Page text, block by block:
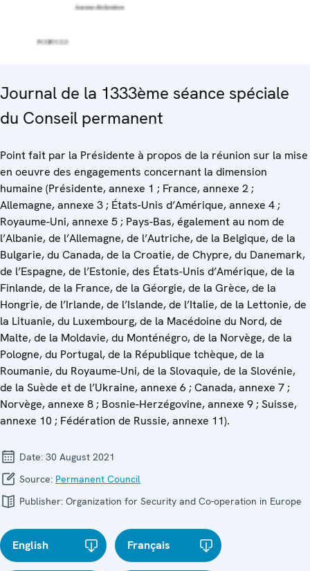
Journal de la 1333ème séance spéciale
du Conseil permanent
Point fait par la Présidente à propos de la réunion sur la mise
en oeuvre des engagements concernant la dimension
humaine (Présidente, annexe 1 ; France, annexe 2 ;
Allemagne, annexe 3 ; États-Unis d’Amérique, annexe 4 ;
Royaume-Uni, annexe 5 ; Pays-Bas, également au nom de
l’Albanie, de l’Allemagne, de l’Autriche, de la Belgique, de la
Bulgarie, du Canada, de la Croatie, de Chypre, du Danemark,
de l’Espagne, de l’Estonie, des États-Unis d’Amérique, de la
Finlande, de la France, de la Géorgie, de la Grèce, de la
Hongrie, de l’Irlande, de l’Islande, de l’Italie, de la Lettonie, de
la Lituanie, du Luxembourg, de la Macédoine du Nord, de
Malte, de la Moldavie, du Monténégro, de la Norvège, de la
Pologne, du Portugal, de la République tchèque, de la
Roumanie, du Royaume-Uni, de la Slovaquie, de la Slovénie,
de la Suède et de l’Ukraine, annexe 6 ; Canada, annexe 7 ;
Norvège, annexe 8 ; Bosnie-Herzégovine, annexe 9 ; Suisse,
annexe 10 ; Fédération de Russie, annexe 11).
Date: 30 August 2021
Source: Permanent Council
Publisher: Organization for Security and Co-operation in Europe
English Français